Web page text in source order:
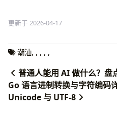
更新于 2026-04-17
潮汕, , , , ,
普通人能用 AI 做什么？盘
Go 语言进制转换与字符编码
Unicode 与 UTF-8